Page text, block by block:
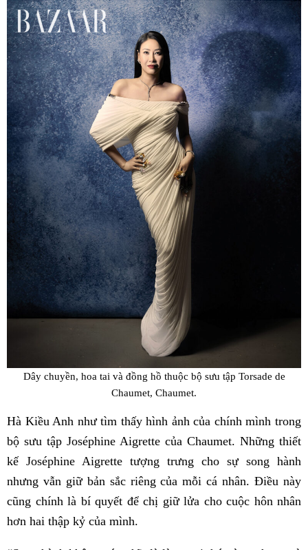
Dây chuyền, hoa tai và đồng hồ thuộc bộ sưu tập Torsade de
Chaumet, Chaumet.
Hà Kiều Anh như tìm thấy hình ảnh của chính mình trong
bộ sưu tập Joséphine Aigrette của Chaumet. Những thiết
kế Joséphine Aigrette tượng trưng cho sự song hành
nhưng vẫn giữ bản sắc riêng của mỗi cá nhân. Điều này
cũng chính là bí quyết để chị giữ lửa cho cuộc hôn nhân
hơn hai thập kỷ của mình.